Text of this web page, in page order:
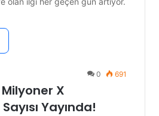
0 691
X
Yayında!